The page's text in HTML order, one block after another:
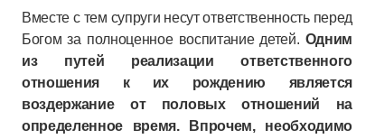
Вместе с тем супруги несут ответственность перед
Богом за полноценное воспитание детей. Одним
из путей реализации ответственного
отношения к их рождению является
воздержание от половых отношений на
определенное время. Впрочем, необходимо